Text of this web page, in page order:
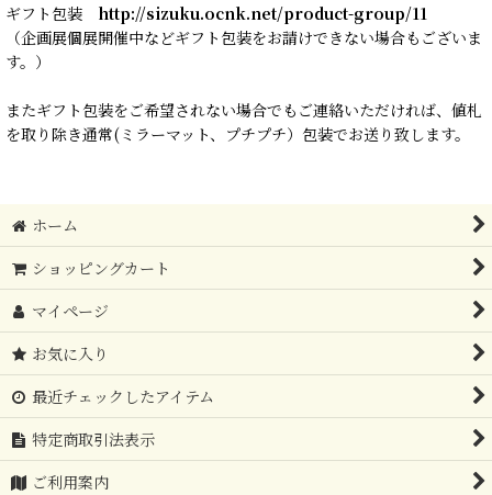
ギフト包装 http://sizuku.ocnk.net/product-group/11
（企画展個展開催中などギフト包装をお請けできない場合もございま
す。）
またギフト包装をご希望されない場合でもご連絡いただければ、値札
を取り除き通常(ミラーマット、プチプチ）包装でお送り致します。
ホーム
ショッピングカート
マイページ
お気に入り
最近チェックしたアイテム
特定商取引法表示
ご利用案内